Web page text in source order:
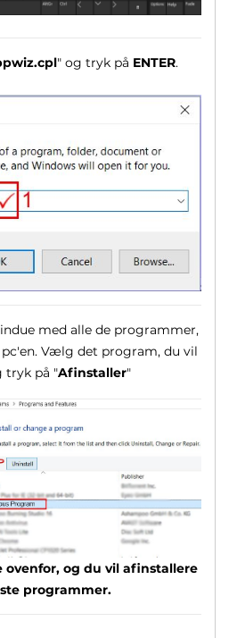
" og tryk på ENTER.
med alle de programmer,
Vælg det program, du vil
tryk på "Afinstaller"
ovenfor, og du vil afinstallere
programmer.